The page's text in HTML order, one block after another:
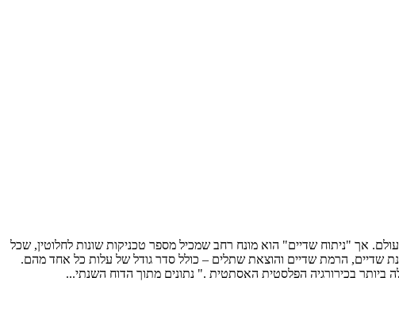
אך "ניתוח שדיים" הוא מונח רחב שמכיל מספר טכניקות שונות לחלוטין, שכל
הרמת שדיים והוצאת שתלים – כולל סדר גודל של עלות כל אחד מהם.